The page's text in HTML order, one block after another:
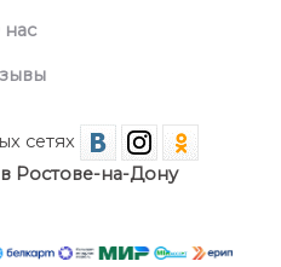
сетях
Ростове-на-Дону